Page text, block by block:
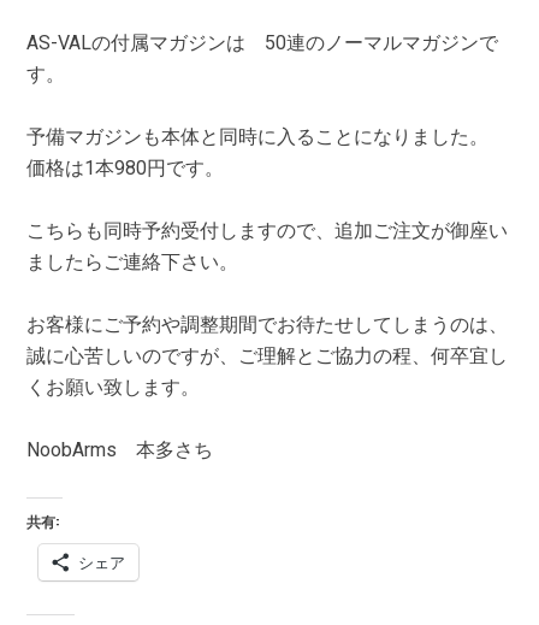
AS-VALの付属マガジンは 50連のノーマルマガジンで
す。
予備マガジンも本体と同時に入ることになりました。
価格は1本980円です。
こちらも同時予約受付しますので、追加ご注文が御座い
ましたらご連絡下さい。
お客様にご予約や調整期間でお待たせしてしまうのは、
誠に心苦しいのですが、ご理解とご協力の程、何卒宜し
くお願い致します。
NoobArms 本多さち
共有:
シェア